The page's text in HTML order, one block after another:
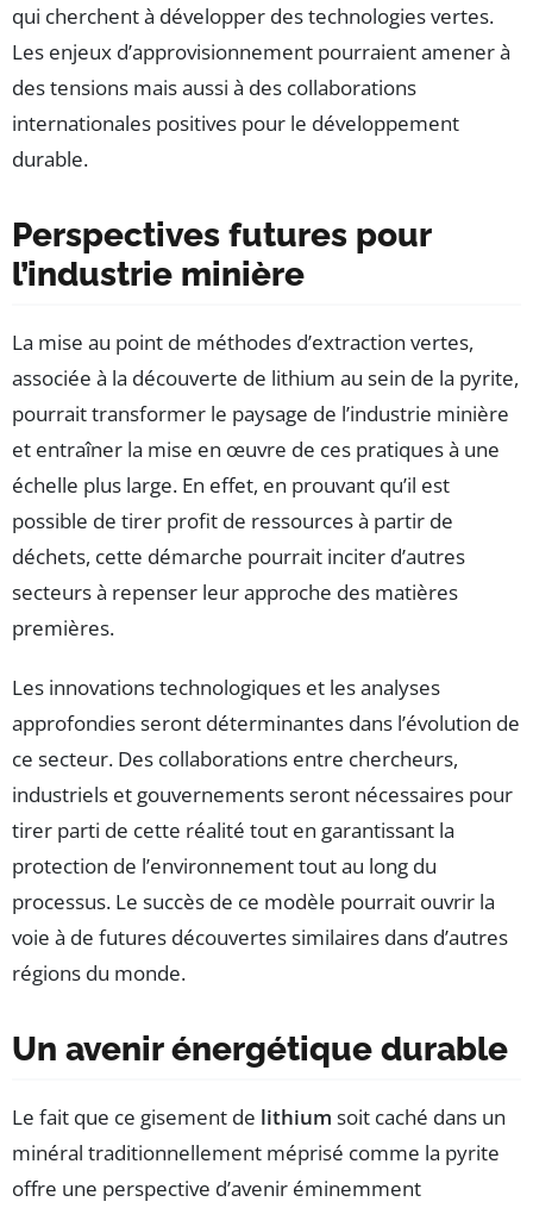
qui cherchent à développer des technologies vertes.
Les enjeux d’approvisionnement pourraient amener à
des tensions mais aussi à des collaborations
internationales positives pour le développement
durable.
Perspectives futures pour
l’industrie minière
La mise au point de méthodes d’extraction vertes,
associée à la découverte de lithium au sein de la pyrite,
pourrait transformer le paysage de l’industrie minière
et entraîner la mise en œuvre de ces pratiques à une
échelle plus large. En effet, en prouvant qu’il est
possible de tirer profit de ressources à partir de
déchets, cette démarche pourrait inciter d’autres
secteurs à repenser leur approche des matières
premières.
Les innovations technologiques et les analyses
approfondies seront déterminantes dans l’évolution de
ce secteur. Des collaborations entre chercheurs,
industriels et gouvernements seront nécessaires pour
tirer parti de cette réalité tout en garantissant la
protection de l’environnement tout au long du
processus. Le succès de ce modèle pourrait ouvrir la
voie à de futures découvertes similaires dans d’autres
régions du monde.
Un avenir énergétique durable
Le fait que ce gisement de lithium soit caché dans un
minéral traditionnellement méprisé comme la pyrite
offre une perspective d’avenir éminemment